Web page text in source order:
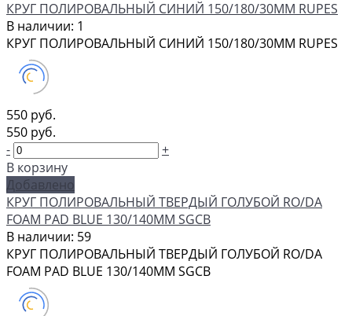
КРУГ ПОЛИРОВАЛЬНЫЙ СИНИЙ 150/180/30ММ RUPES
В наличии: 1
КРУГ ПОЛИРОВАЛЬНЫЙ СИНИЙ 150/180/30ММ RUPES
550 руб.
550 руб.
-
+
В корзину
Добавлено
КРУГ ПОЛИРОВАЛЬНЫЙ ТВЕРДЫЙ ГОЛУБОЙ RO/DA
FOAM PAD BLUE 130/140ММ SGCB
В наличии: 59
КРУГ ПОЛИРОВАЛЬНЫЙ ТВЕРДЫЙ ГОЛУБОЙ RO/DA
FOAM PAD BLUE 130/140ММ SGCB